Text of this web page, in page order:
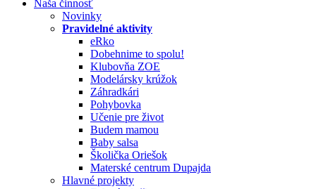
Naša činnosť
Novinky
Pravidelné aktivity
eRko
Dobehnime to spolu!
Klubovňa ZOE
Modelársky krúžok
Záhradkári
Pohybovka
Učenie pre život
Budem mamou
Baby salsa
Školička Oriešok
Materské centrum Dupajda
Hlavné projekty